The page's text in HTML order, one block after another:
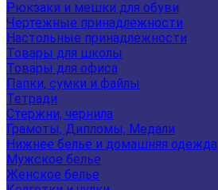
Рюкзаки и мешки для обуви
Чертежные принадлежности
Настольные принадлежности
Товары для школы
Товары для офиса
Папки, сумки и файлы
Тетради
Стержни, чернила
Грамоты, Дипломы, Медали
Нижнее белье и домашняя одежда
Мужское белье
Женское белье